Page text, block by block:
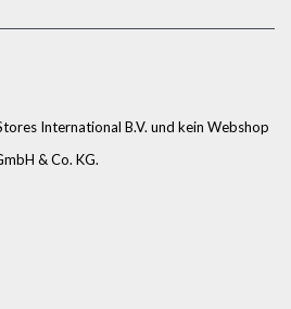
International B.V. und kein Webshop
& Co. KG.